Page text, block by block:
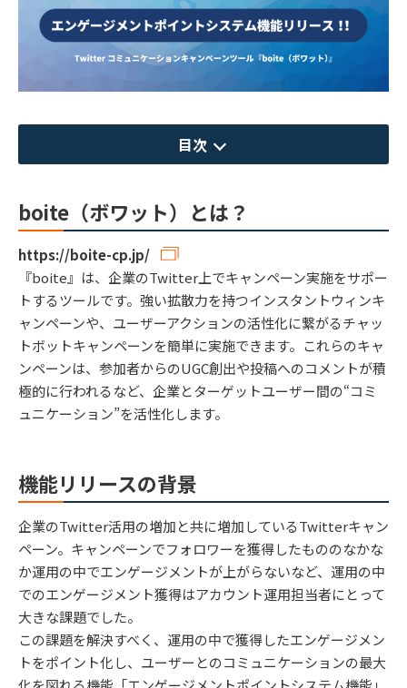
目次
boite（ボワット）とは？
https://boite-cp.jp/
『boite』は、企業のTwitter上でキャンペーン実施をサポー
トするツールです。強い拡散力を持つインスタントウィンキ
ャンペーンや、ユーザーアクションの活性化に繋がるチャッ
トボットキャンペーンを簡単に実施できます。これらのキャ
ンペーンは、参加者からのUGC創出や投稿へのコメントが積
極的に行われるなど、企業とターゲットユーザー間の“コミ
ュニケーション”を活性化します。
機能リリースの背景
企業のTwitter活用の増加と共に増加しているTwitterキャン
ペーン。キャンペーンでフォロワーを獲得したもののなかな
か運用の中でエンゲージメントが上がらないなど、運用の中
でのエンゲージメント獲得はアカウント運用担当者にとって
大きな課題でした。
この課題を解決すべく、運用の中で獲得したエンゲージメン
トをポイント化し、ユーザーとのコミュニケーションの最大